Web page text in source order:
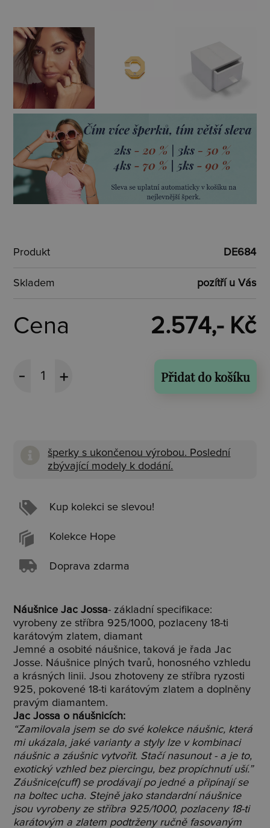
Produkt DE684
Skladem pozítří u Vás
Cena 2.574,- Kč
Přidat do košíku
šperky s ukončenou výrobou. Poslední
zbývající modely k dodání.
Kup kolekci se slevou!
Kolekce Hope
Doprava zdarma
Náušnice Jac Jossa- základní specifikace:
vyrobeny ze stříbra 925/1000, pozlaceny 18-ti
karátovým zlatem, diamant
Jemné a osobité náušnice, taková je řada Jac
Josse. Náušnice plných tvarů, honosného vzhledu
a krásných linii. Jsou zhotoveny ze stříbra ryzosti
925, pokovené 18-ti karátovým zlatem a doplněny
pravým diamantem.
Jac Jossa o náušnicích:
“Zamilovala jsem se do své kolekce náušnic, která
mi ukázala, jaké varianty a styly lze v kombinaci
náušnic a záušnic vytvořit. Stačí nasunout - a je to,
exotický vzhled bez piercingu, bez propíchnutí uší.”
Záušnice(cuff) se prodávají po jedné a připínají se
na boltec ucha. Stejně jako standardní náušnice
jsou vyrobeny ze stříbra 925/1000, pozlaceny 18-ti
karátovým a zlatem podtrženy ručně fasovaným